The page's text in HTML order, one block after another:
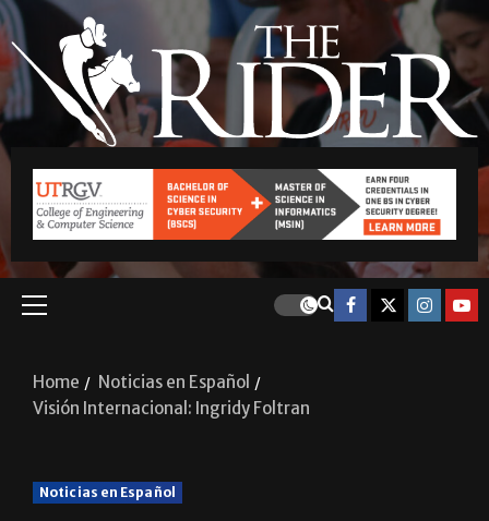
Home
Noticias en Español
Visión Internacional: Ingridy Foltran
Noticias en Español